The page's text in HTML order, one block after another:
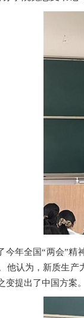
今年全国“两会”精
他认为， 新质生产
变提出了中国方案。